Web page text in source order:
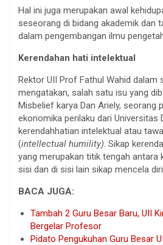
Hal ini juga merupakan awal
seseorang di bidang akademik dan
dalam pengembangan ilmu
Kerendahan hati intelektual
Rektor UII Prof Fathul Wahid dalam
mengatakan, salah satu isu yang
Misbelief karya Dan Ariely, seorang
ekonomika perilaku dari Universitas
kerendahhatian intelektual atau
(intellectual humility). Sikap
yang merupakan titik tengah antara
sisi dan di sisi lain sikap mencela
BACA JUGA:
Tambah 2 Guru Besar Baru, UII
Bergelar Profesor
Pidato Pengukuhan Guru Besar